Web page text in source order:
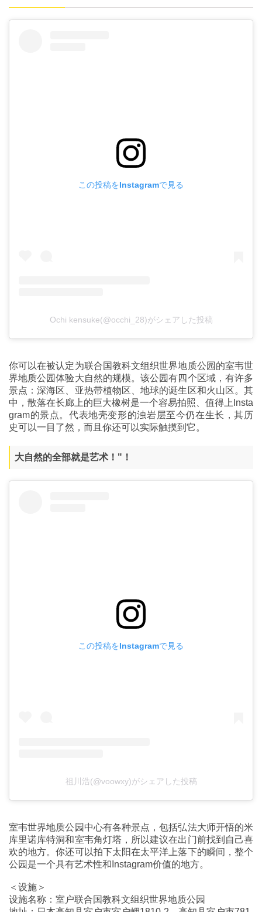
この投稿をInstagramで見る
Ochi kensuke(@occhi_28)がシェアした投稿
你可以在被认定为联合国教科文组织世界地质公园的室韦世
界地质公园体验大自然的规模。该公园有四个区域，有许多
景点：深海区、亚热带植物区、地球的诞生区和火山区。其
中，散落在长廊上的巨大橡树是一个容易拍照、值得上Insta
gram的景点。代表地壳变形的浊岩层至今仍在生长，其历
史可以一目了然，而且你还可以实际触摸到它。
大自然的全部就是艺术！"！
この投稿をInstagramで見る
祖川浩(@voowxy)がシェアした投稿
室韦世界地质公园中心有各种景点，包括弘法大师开悟的米
库里诺库特洞和室韦角灯塔，所以建议在出门前找到自己喜
欢的地方。你还可以拍下太阳在太平洋上落下的瞬间，整个
公园是一个具有艺术性和Instagram价值的地方。
＜设施＞
设施名称：室户联合国教科文组织世界地质公园